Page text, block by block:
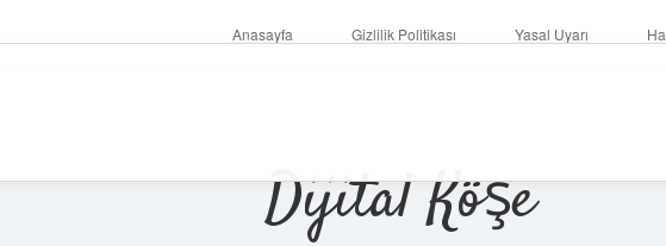
Anasayfa Gizlilik Politikası Yasal Uyarı
Dijital Köşe